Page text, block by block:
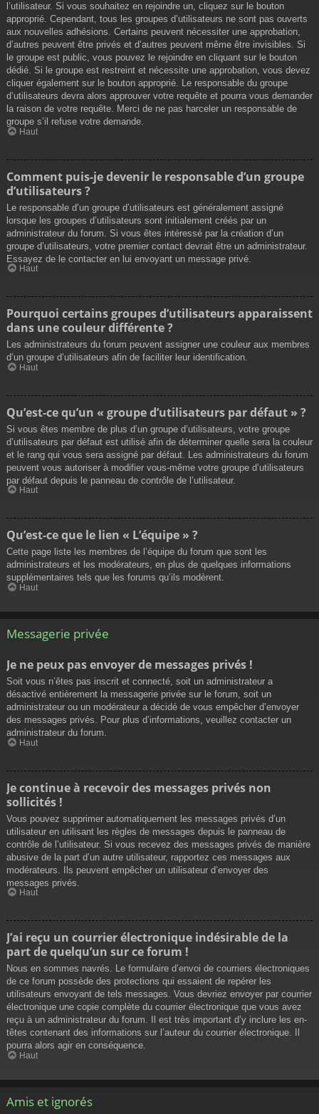
l’utilisateur. Si vous souhaitez en rejoindre un, cliquez sur le bouton
approprié. Cependant, tous les groupes d’utilisateurs ne sont pas ouverts
aux nouvelles adhésions. Certains peuvent nécessiter une approbation,
d’autres peuvent être privés et d’autres peuvent même être invisibles. Si
le groupe est public, vous pouvez le rejoindre en cliquant sur le bouton
dédié. Si le groupe est restreint et nécessite une approbation, vous devez
cliquer également sur le bouton approprié. Le responsable du groupe
d’utilisateurs devra alors approuver votre requête et pourra vous demander
la raison de votre requête. Merci de ne pas harceler un responsable de
groupe s’il refuse votre demande.
Haut
Comment puis-je devenir le responsable d’un groupe
d’utilisateurs ?
Le responsable d’un groupe d’utilisateurs est généralement assigné
lorsque les groupes d’utilisateurs sont initialement créés par un
administrateur du forum. Si vous êtes intéressé par la création d’un
groupe d’utilisateurs, votre premier contact devrait être un administrateur.
Essayez de le contacter en lui envoyant un message privé.
Haut
Pourquoi certains groupes d’utilisateurs apparaissent
dans une couleur différente ?
Les administrateurs du forum peuvent assigner une couleur aux membres
d’un groupe d’utilisateurs afin de faciliter leur identification.
Haut
Qu’est-ce qu’un « groupe d’utilisateurs par défaut » ?
Si vous êtes membre de plus d’un groupe d’utilisateurs, votre groupe
d’utilisateurs par défaut est utilisé afin de déterminer quelle sera la couleur
et le rang qui vous sera assigné par défaut. Les administrateurs du forum
peuvent vous autoriser à modifier vous-même votre groupe d’utilisateurs
par défaut depuis le panneau de contrôle de l’utilisateur.
Haut
Qu’est-ce que le lien « L’équipe » ?
Cette page liste les membres de l’équipe du forum que sont les
administrateurs et les modérateurs, en plus de quelques informations
supplémentaires tels que les forums qu’ils modèrent.
Haut
Messagerie privée
Je ne peux pas envoyer de messages privés !
Soit vous n’êtes pas inscrit et connecté, soit un administrateur a
désactivé entièrement la messagerie privée sur le forum, soit un
administrateur ou un modérateur a décidé de vous empêcher d’envoyer
des messages privés. Pour plus d’informations, veuillez contacter un
administrateur du forum.
Haut
Je continue à recevoir des messages privés non
sollicités !
Vous pouvez supprimer automatiquement les messages privés d’un
utilisateur en utilisant les règles de messages depuis le panneau de
contrôle de l’utilisateur. Si vous recevez des messages privés de manière
abusive de la part d’un autre utilisateur, rapportez ces messages aux
modérateurs. Ils peuvent empêcher un utilisateur d’envoyer des
messages privés.
Haut
J’ai reçu un courrier électronique indésirable de la
part de quelqu’un sur ce forum !
Nous en sommes navrés. Le formulaire d’envoi de courriers électroniques
de ce forum possède des protections qui essaient de repérer les
utilisateurs envoyant de tels messages. Vous devriez envoyer par courrier
électronique une copie complète du courrier électronique que vous avez
reçu à un administrateur du forum. Il est très important d’y inclure les en-
têtes contenant des informations sur l’auteur du courrier électronique. Il
pourra alors agir en conséquence.
Haut
Amis et ignorés